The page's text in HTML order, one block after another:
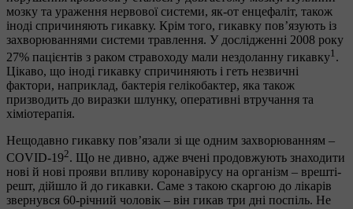
мозку та ураження нервової системи, як-от енцефаліт, також
іноді спричиняють гикавку. Крім того, гикавку пов’язують із
захворюваннями системи травлення. У дослідженні 2008 року
27% пацієнтів з раком стравоходу мали нездоланну гикавку1 .
Цікаво, що іноді гикавку спричиняють і геть незвичні
фактори, наприклад, бактерія гелікобактер, яка також
призводить до виразки шлунку, оперативні втручання та
хіміотерапія.
Нещодавно гикавку пов’язали зі ще одним захворюванням –
COVID-192. Що не дивно, адже вчені продовжують знаходити
нові й нові прояви впливу коронавірусу на організм – врешті-
решт, дійшло й до гикавки. Саме з такою скаргою до лікарів
звернувся 60-річний чоловік – він гикав три дні поспіль. Не